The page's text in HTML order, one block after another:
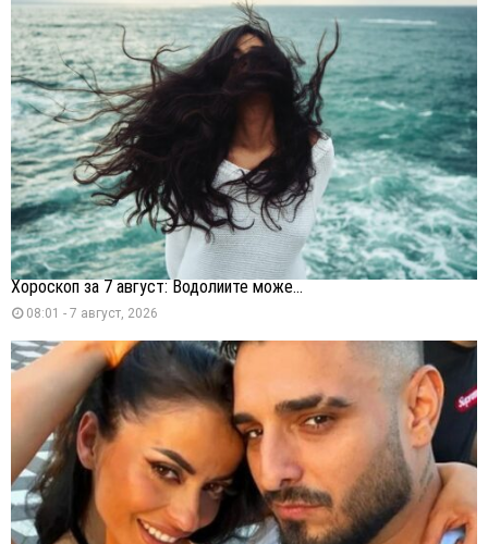
Хороскоп за 7 август: Водолиите може...
08:01 - 7 август, 2026